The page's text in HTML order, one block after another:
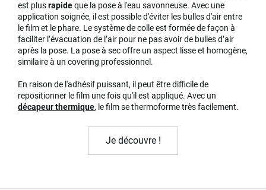
est plusrapideque la pose à l'eau savonneuse. Avec une
application soignée, il est possible d'éviter les bulles d'air entre
le film et le phare. Le système de colle est formée de façon à
faciliter l’évacuation de l’air pour ne pas avoir de bulles d’air
après la pose. La pose à sec offre un aspect lisse et homogène,
similaire à un covering professionnel.
En raison de l'adhésif puissant, il peut être difficile de
repositionner le film une fois qu'il est appliqué. Avec un
décapeur thermique, le film se thermoforme très facilement.
Je découvre !